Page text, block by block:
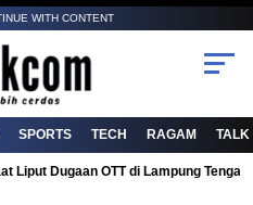
WITH CONTENT
SPORTS TECH RAGAM TALK
Liput Dugaan OTT di Lampung